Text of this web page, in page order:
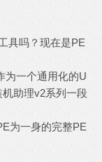
具吗？现在是PE
为一个通用化的U
助理v2系列一段
为一身的完整PE